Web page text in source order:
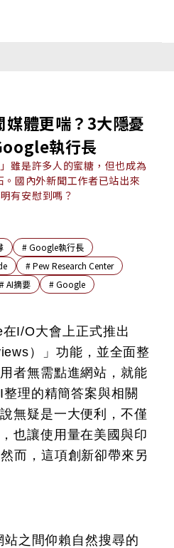
媒體更喘？3大隱憂
執行長
雖是許多人的蜜糖，但也成為
國內外新聞工作者已站出來
有安慰到嗎？
#Google執行長
#Pew Research Center
#AI摘要 #Google
I/O大會上正式推出
）」功能，並全面整
者無需點進網站，就能
理的精簡答案與相關
無疑是一大便利，不僅
也讓使用量在美國與印
而，這項創新卻帶來另
之間仰賴自然搜尋的